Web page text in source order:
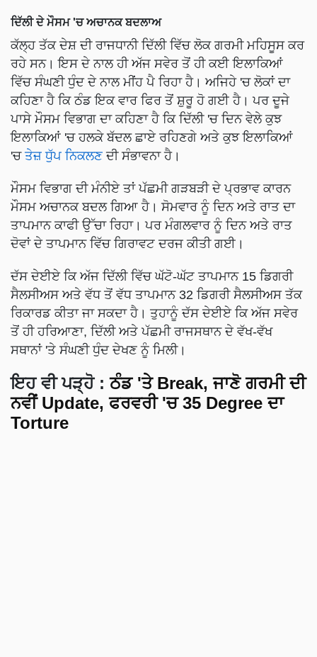
ਦਿੱਲੀ ਦੇ ਮੌਸਮ 'ਚ ਅਚਾਨਕ ਬਦਲਾਅ
ਕੱਲ੍ਹ ਤੱਕ ਦੇਸ਼ ਦੀ ਰਾਜਧਾਨੀ ਦਿੱਲੀ ਵਿੱਚ ਲੋਕ ਗਰਮੀ ਮਹਿਸੂਸ ਕਰ
ਰਹੇ ਸਨ। ਇਸ ਦੇ ਨਾਲ ਹੀ ਅੱਜ ਸਵੇਰ ਤੋਂ ਹੀ ਕਈ ਇਲਾਕਿਆਂ
ਵਿੱਚ ਸੰਘਣੀ ਧੁੰਦ ਦੇ ਨਾਲ ਮੀਂਹ ਪੈ ਰਿਹਾ ਹੈ। ਅਜਿਹੇ 'ਚ ਲੋਕਾਂ ਦਾ
ਕਹਿਣਾ ਹੈ ਕਿ ਠੰਡ ਇਕ ਵਾਰ ਫਿਰ ਤੋਂ ਸ਼ੁਰੂ ਹੋ ਗਈ ਹੈ। ਪਰ ਦੂਜੇ
ਪਾਸੇ ਮੌਸਮ ਵਿਭਾਗ ਦਾ ਕਹਿਣਾ ਹੈ ਕਿ ਦਿੱਲੀ 'ਚ ਦਿਨ ਵੇਲੇ ਕੁਝ
ਇਲਾਕਿਆਂ 'ਚ ਹਲਕੇ ਬੱਦਲ ਛਾਏ ਰਹਿਣਗੇ ਅਤੇ ਕੁਝ ਇਲਾਕਿਆਂ
'ਚ ਤੇਜ਼ ਧੁੱਪ ਨਿਕਲਣ ਦੀ ਸੰਭਾਵਨਾ ਹੈ।
ਮੌਸਮ ਵਿਭਾਗ ਦੀ ਮੰਨੀਏ ਤਾਂ ਪੱਛਮੀ ਗੜਬੜੀ ਦੇ ਪ੍ਰਭਾਵ ਕਾਰਨ
ਮੌਸਮ ਅਚਾਨਕ ਬਦਲ ਗਿਆ ਹੈ। ਸੋਮਵਾਰ ਨੂੰ ਦਿਨ ਅਤੇ ਰਾਤ ਦਾ
ਤਾਪਮਾਨ ਕਾਫੀ ਉੱਚਾ ਰਿਹਾ। ਪਰ ਮੰਗਲਵਾਰ ਨੂੰ ਦਿਨ ਅਤੇ ਰਾਤ
ਦੋਵਾਂ ਦੇ ਤਾਪਮਾਨ ਵਿੱਚ ਗਿਰਾਵਟ ਦਰਜ ਕੀਤੀ ਗਈ।
ਦੱਸ ਦੇਈਏ ਕਿ ਅੱਜ ਦਿੱਲੀ ਵਿੱਚ ਘੱਟੋ-ਘੱਟ ਤਾਪਮਾਨ 15 ਡਿਗਰੀ
ਸੈਲਸੀਅਸ ਅਤੇ ਵੱਧ ਤੋਂ ਵੱਧ ਤਾਪਮਾਨ 32 ਡਿਗਰੀ ਸੈਲਸੀਅਸ ਤੱਕ
ਰਿਕਾਰਡ ਕੀਤਾ ਜਾ ਸਕਦਾ ਹੈ। ਤੁਹਾਨੂੰ ਦੱਸ ਦੇਈਏ ਕਿ ਅੱਜ ਸਵੇਰ
ਤੋਂ ਹੀ ਹਰਿਆਣਾ, ਦਿੱਲੀ ਅਤੇ ਪੱਛਮੀ ਰਾਜਸਥਾਨ ਦੇ ਵੱਖ-ਵੱਖ
ਸਥਾਨਾਂ 'ਤੇ ਸੰਘਣੀ ਧੁੰਦ ਦੇਖਣ ਨੂੰ ਮਿਲੀ।
ਇਹ ਵੀ ਪੜ੍ਹੋ : ਠੰਡ 'ਤੇ Break, ਜਾਣੋ ਗਰਮੀ ਦੀ
ਨਵੀਂ Update, ਫਰਵਰੀ 'ਚ 35 Degree ਦਾ
Torture